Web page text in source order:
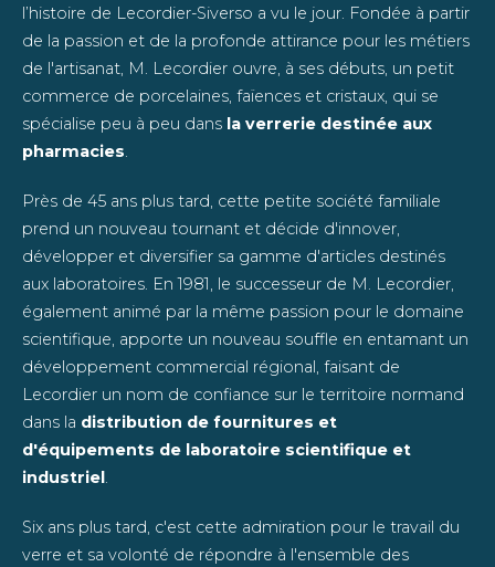
l’histoire de Lecordier-Siverso a vu le jour. Fondée à partir
de la passion et de la profonde attirance pour les métiers
de l'artisanat, M. Lecordier ouvre, à ses débuts, un petit
commerce de porcelaines, faïences et cristaux, qui se
spécialise peu à peu dans la verrerie destinée aux
pharmacies.
Près de 45 ans plus tard, cette petite société familiale
prend un nouveau tournant et décide d'innover,
développer et diversifier sa gamme d'articles destinés
aux laboratoires. En 1981, le successeur de M. Lecordier,
également animé par la même passion pour le domaine
scientifique, apporte un nouveau souffle en entamant un
développement commercial régional, faisant de
Lecordier un nom de confiance sur le territoire normand
dans la distribution de fournitures et
d'équipements de laboratoire scientifique et
industriel .
Six ans plus tard, c'est cette admiration pour le travail du
verre et sa volonté de répondre à l'ensemble des